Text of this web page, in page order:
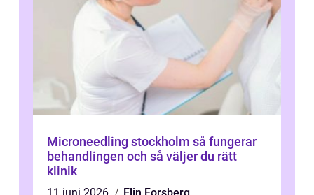
Microneedling stockholm så fungerar
behandlingen och så väljer du rätt
klinik